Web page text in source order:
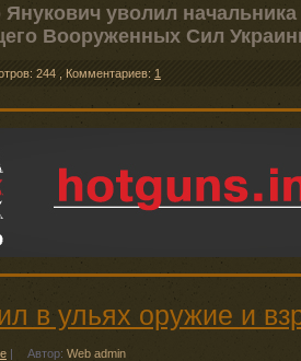
уволил
Вооруженных Сил
244 Комментариев: 1
в ульях оружие и
| Автор: Web admin